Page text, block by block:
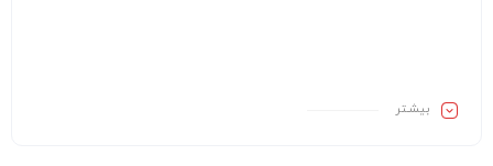
بیشـتر